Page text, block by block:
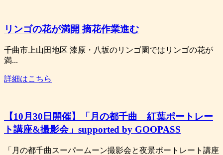
リンゴの花が満開 摘花作業進む
千曲市上山田地区 漆原・八坂のリンゴ園ではリンゴの花が
満...
詳細はこちら
【10月30日開催】「月の都千曲 紅葉ポートレー
ト講座&撮影会」supported by GOOPASS
「月の都千曲スーパームーン撮影会と夜景ポートレート講座